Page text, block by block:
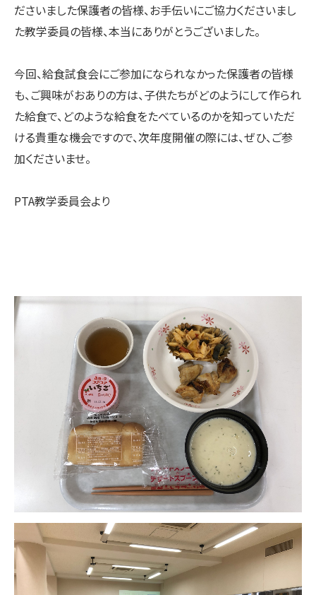
ださいました保護者の皆様、お手伝いにご協力くださいまし
た教学委員の皆様、本当にありがとうございました。
今回、給食試食会にご参加になられなかった保護者の皆様
も、ご興味がおありの方は、子供たちがどのようにして作られ
た給食で、どのような給食をたべているのかを知っていただ
ける貴重な機会ですので、次年度開催の際には、ぜひ、ご参
加くださいませ。
PTA教学委員会より